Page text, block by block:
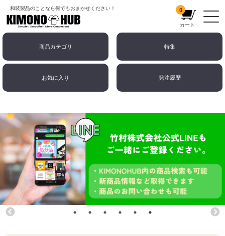
和装製品のことなら何でもおまかせください！ 0
カート
商品カテゴリ 特集
お気に入り 発注履歴